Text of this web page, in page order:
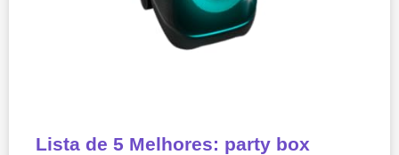
Lista de 5 Melhores: party box